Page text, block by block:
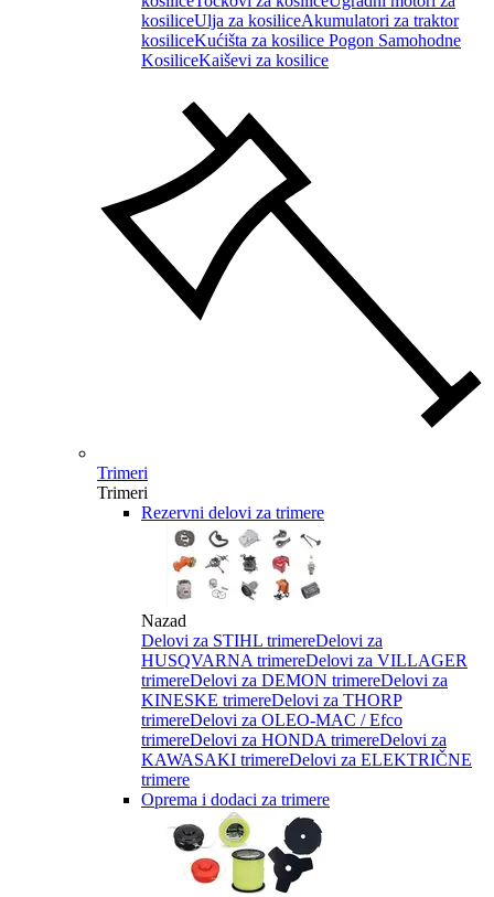
kosiliceUlja za kosiliceAkumulatori za traktor
kosiliceKućišta za kosilice Pogon Samohodne
KosiliceKaiševi za kosilice
Trimeri
Trimeri
Rezervni delovi za trimere
Nazad
Delovi za STIHL trimereDelovi za
HUSQVARNA trimereDelovi za VILLAGER
trimereDelovi za DEMON trimereDelovi za
KINESKE trimereDelovi za THORP
trimereDelovi za OLEO-MAC / Efco
trimereDelovi za HONDA trimereDelovi za
KAWASAKI trimereDelovi za ELEKTRIČNE
trimere
Oprema i dodaci za trimere